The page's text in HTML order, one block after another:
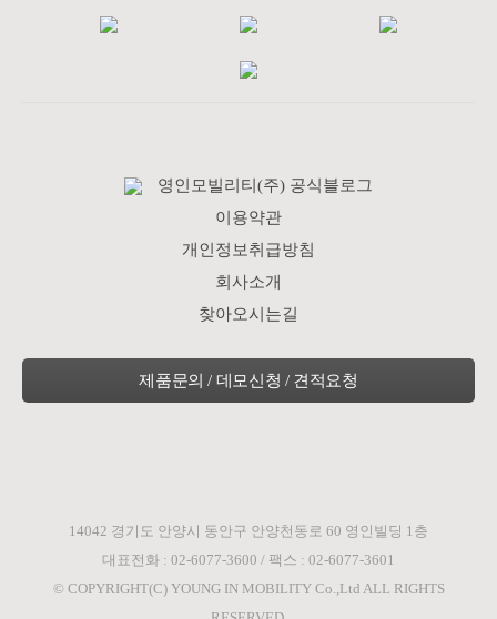
영인모빌리티(주) 공식블로그
이용약관
개인정보취급방침
회사소개
찾아오시는길
14042 경기도 안양시 동안구 안양천동로 60 영인빌딩 1층
대표전화 : 02-6077-3600 / 팩스 : 02-6077-3601
© COPYRIGHT(C) YOUNG IN MOBILITY Co.,Ltd ALL RIGHTS